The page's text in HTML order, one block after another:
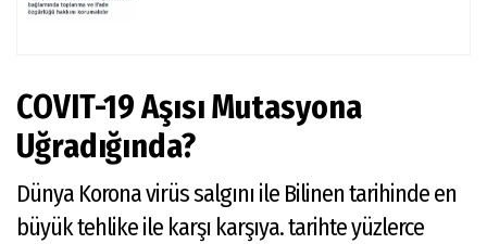
COVIT-19 Aşısı Mutasyona
Uğradığında?
Dünya Korona virüs salgını ile Bilinen tarihinde en
büyük tehlike ile karşı karşıya. tarihte yüzlerce